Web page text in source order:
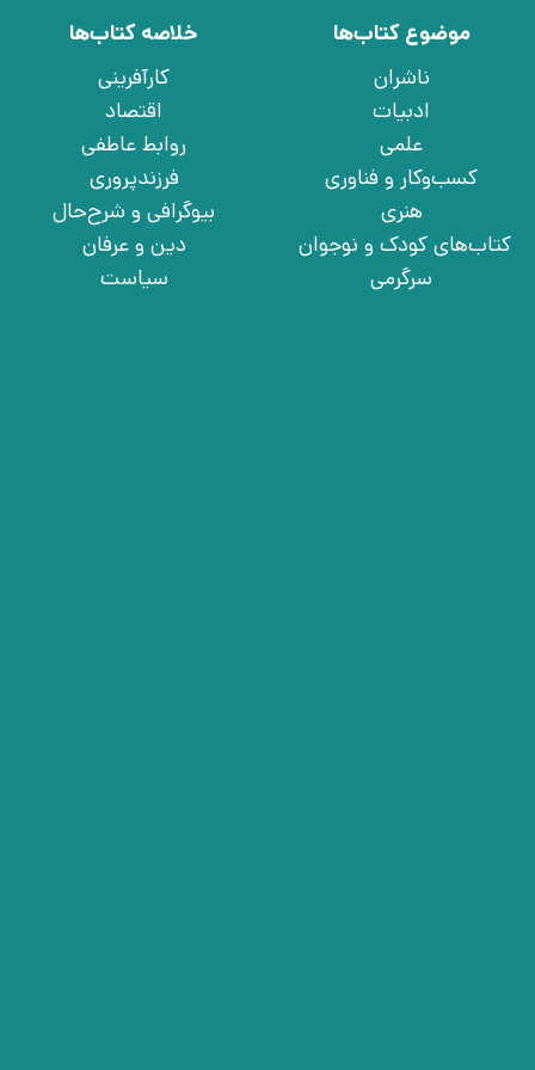
موضوع کتاب‌ها
ناشران
ادبیات
علمی
کسب‌وکار و فناوری
هنری
کتاب‌های کودک و نوجوان
سرگرمی
خلاصه کتاب‌ها
کارآفرینی
اقتصاد
روابط عاطفی
فرزندپروری
بیوگرافی و شرح‌حال
دین و عرفان
سیاست